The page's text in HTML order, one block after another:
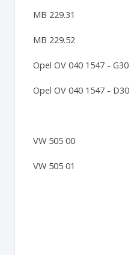
MB 229.31
MB 229.52
Opel OV 040 1547 - G30
Opel OV 040 1547 - D30
VW 505 00
VW 505 01